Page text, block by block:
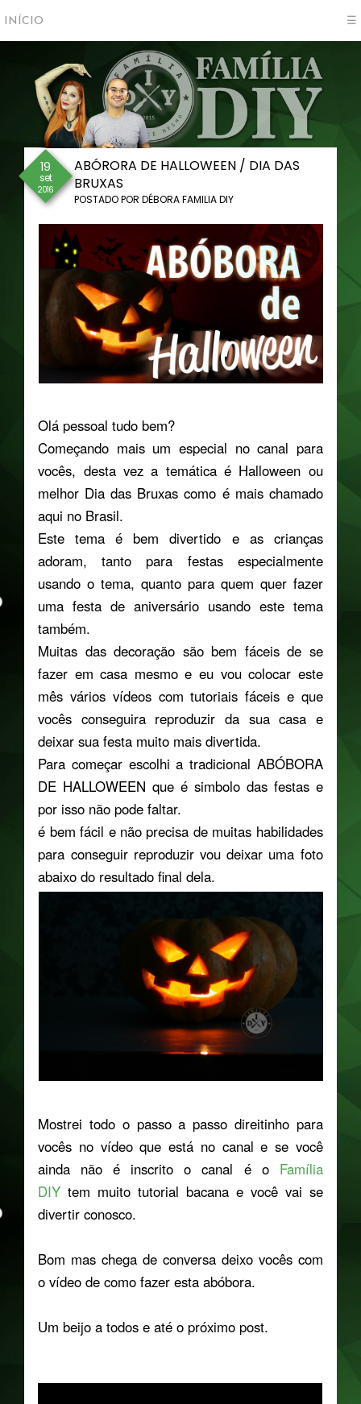
INÍCIO ☰
19
set
2016
ABÓRORA DE HALLOWEEN / DIA DAS
BRUXAS
POSTADO PORDÉBORA FAMILIA DIY
Olá pessoal tudo bem?
Começando mais um especial no canal para
vocês, desta vez a temática é Halloween ou
melhor Dia das Bruxas como é mais chamado
aqui no Brasil.
Este tema é bem divertido e as crianças
adoram, tanto para festas especialmente
usando o tema, quanto para quem quer fazer
uma festa de aniversário usando este tema
também.
Muitas das decoração são bem fáceis de se
fazer em casa mesmo e eu vou colocar este
mês vários vídeos com tutoriais fáceis e que
vocês conseguira reproduzir da sua casa e
deixar sua festa muito mais divertida.
Para começar escolhi a tradicional ABÓBORA
DE HALLOWEEN que é simbolo das festas e
por isso não pode faltar.
é bem fácil e não precisa de muitas habilidades
para conseguir reproduzir vou deixar uma foto
abaixo do resultado final dela.
Mostrei todo o passo a passo direitinho para
vocês no vídeo que está no canal e se você
ainda não é inscrito o canal é o Família
DIY tem muito tutorial bacana e você vai se
divertir conosco.
Bom mas chega de conversa deixo vocês com
o vídeo de como fazer esta abóbora.
Um beijo a todos e até o próximo post.